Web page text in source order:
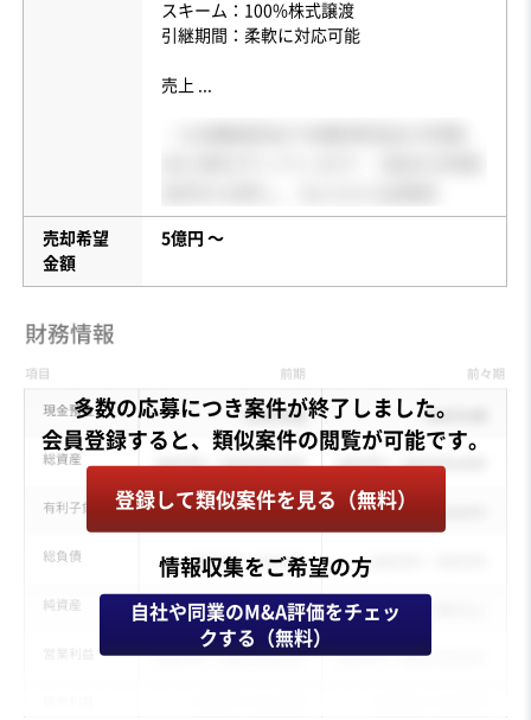
スキーム：100%株式譲渡
引継期間：柔軟に対応可能
売上
売却希望
金額
5億円 〜
多数の応募につき案件が終了しました。
登録して類似案件を見る（無料）
情報収集をご希望の方
自社や同業のM&A評価をチェッ
クする（無料）